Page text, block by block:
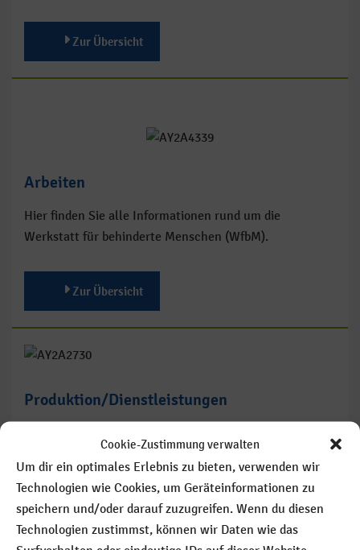
Cookie-Zustimmung verwalten
Um dir ein optimales Erlebnis zu bieten, verwenden wir
Technologien wie Cookies, um Geräteinformationen zu
speichern und/oder darauf zuzugreifen. Wenn du diesen
Technologien zustimmst, können wir Daten wie das
Zur Übersicht
Arbeiten
Hier finden Sie alle Informationen rund um die
Werkstatt für behinderte Menschen (WfbM).
Zur Übersicht
Produktion/Dienstleistungen
Produktionsbereichen versteht sich als Partner für
Unternehmen aus Industrie und Handel. In
Auftragslohnarbeiten erbringen wir Dienstleistungen in
verschiedenen Bereichen.
Termintreue, qualitativ hochwertige Ausführung und